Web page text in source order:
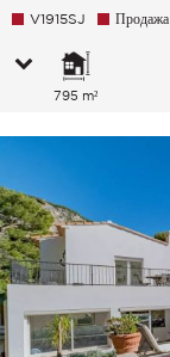
V1915SJ Продажа
795 m²